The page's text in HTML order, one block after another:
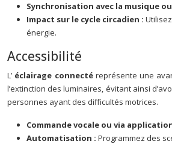
Synchronisation avec la musique
Impact sur le cycle circadien :
énergie.
Accessibilité
L’ éclairage connecté représente une
l’extinction des luminaires, évitant ainsi
personnes ayant des difficultés motrices.
Commande vocale ou via
Automatisation : Programmez des